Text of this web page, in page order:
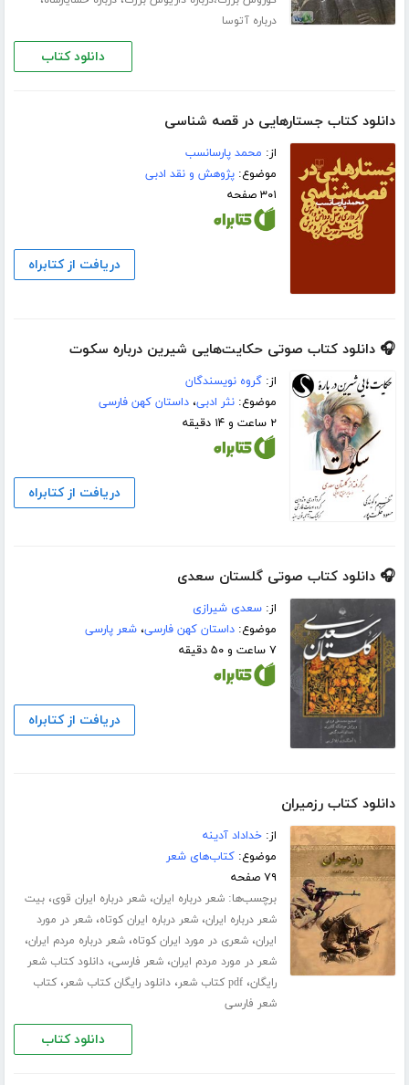
درباره آتوسا
دانلود کتاب
دانلود کتاب جستارهایی در قصه شناسی
از: محمد پارسانسب
موضوع:پژوهش و نقد ادبی
۳۰۱ صفحه
دریافت از کتابراه
🎧 دانلود کتاب صوتی حکایت‌هایی شیرین درباره سکوت
از:گروه نویسندگان
موضوع:نثر ادبی،داستان کهن فارسی
۲ ساعت و ۱۴ دقیقه
دریافت از کتابراه
🎧 دانلود کتاب صوتی گلستان سعدی
از:سعدی شیرازی
موضوع:داستان کهن فارسی،شعر پارسی
۷ ساعت و ۵۰ دقیقه
دریافت از کتابراه
دانلود کتاب رزمیران
از:خداداد آدینه
موضوع:کتاب‌های شعر
۷۹ صفحه
برچسب‌ها:شعر درباره ایران،شعر درباره ایران قوی،بیت
شعر درباره ایران،شعر درباره ایران کوتاه،شعر در مورد
ایران،شعری در مورد ایران کوتاه،شعر درباره مردم ایران،
شعر در مورد مردم ایران،شعر فارسی،دانلود کتاب شعر
رایگان،pdf کتاب شعر ،دانلود رایگان کتاب شعر،کتاب
شعر فارسی
دانلود کتاب